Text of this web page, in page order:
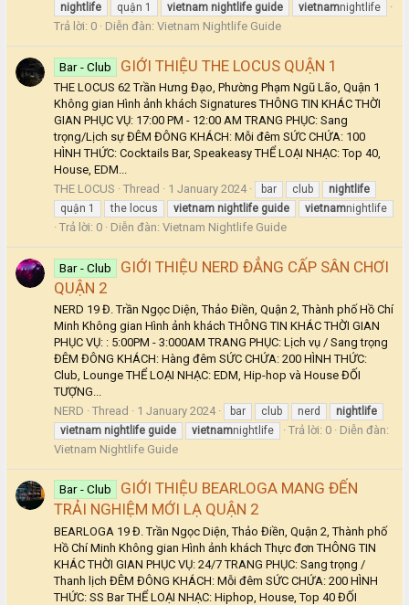
nightlife
quận 1 vietnam nightlife guide vietnamnightlife
Trả lời: 0 Diễn đàn: Vietnam Nightlife Guide
Bar - Club GIỚI THIỆU THE LOCUS QUẬN 1
THE LOCUS 62 Trần Hưng Đạo, Phường Phạm Ngũ Lão, Quận 1
Không gian Hình ảnh khách Signatures THÔNG TIN KHÁC THỜI
GIAN PHỤC VỤ: 17:00 PM - 12:00 AM TRANG PHỤC: Sang
trọng/Lịch sự ĐÊM ĐÔNG KHÁCH: Mỗi đêm SỨC CHỨA: 100
HÌNH THỨC: Cocktails Bar, Speakeasy THỂ LOẠI NHẠC: Top 40,
House, EDM...
THE LOCUS
Thread 1 January 2024 bar club
nightlife
quận 1
the locus vietnam nightlife guide vietnamnightlife
Trả lời: 0 Diễn đàn: Vietnam Nightlife Guide
Bar - Club
GIỚI THIỆU NERD ĐẲNG CẤP SÂN CHƠI
QUẬN 2
NERD 19 Đ. Trần Ngọc Diện, Thảo Điền, Quận 2, Thành phố Hồ Chí
Minh Không gian Hình ảnh khách THÔNG TIN KHÁC THỜI GIAN
PHỤC VỤ: : 5:00PM - 3:000AM TRANG PHỤC: Lịch vụ / Sang trọng
ĐÊM ĐÔNG KHÁCH: Hàng đêm SỨC CHỨA: 200 HÌNH THỨC:
Club, Lounge THỂ LOẠI NHẠC: EDM, Hip-hop và House ĐỐI
TƯỢNG...
NERD
Thread 1 January 2024 bar club nerd
nightlife
vietnam nightlife guide vietnamnightlife Trả lời: 0
Diễn đàn:
Vietnam Nightlife Guide
Bar - Club
GIỚI THIỆU BEARLOGA MANG ĐẾN
TRẢI NGHIỆM MỚI LẠ QUẬN 2
BEARLOGA 19 Đ. Trần Ngọc Diện, Thảo Điền, Quận 2, Thành phố
Hồ Chí Minh Không gian Hình ảnh khách Thực đơn THÔNG TIN
KHÁC THỜI GIAN PHỤC VỤ: 24/7 TRANG PHỤC: Sang trọng /
Thanh lịch ĐÊM ĐÔNG KHÁCH: Mỗi đêm SỨC CHỨA: 200 HÌNH
THỨC: SS Bar THỂ LOẠI NHẠC: Hiphop, House, Top 40 ĐỐI